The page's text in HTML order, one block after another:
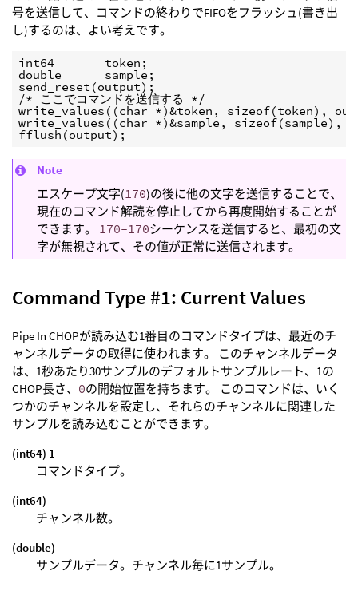
号を送信して、コマンドの終わりでFIFOをフラッシュ(書き出
し)するのは、よい考えです。
int64       token;
double      sample;
send_reset(output);
/* ここでコマンドを送信する */
write_values((char *)&token, sizeof(token),
write_values((char *)&sample, sizeof(sample),
fflush(output);
Note
エスケープ文字(170)の後に他の文字を送信することで、
現在のコマンド解読を停止してから再度開始することが
できます。 170-170シーケンスを送信すると、最初の文
字が無視されて、その値が正常に送信されます。
Command Type #1: Current Values
Pipe In CHOPが読み込む1番目のコマンドタイプは、最近のチ
ャンネルデータの取得に使われます。 このチャンネルデータ
は、1秒あたり30サンプルのデフォルトサンプルレート、1の
CHOP長さ、 0の開始位置を持ちます。 このコマンドは、いく
つかのチャンネルを設定し、それらのチャンネルに関連した
サンプルを読み込むことができます。
(int64) 1
コマンドタイプ。
(int64)
チャンネル数。
(double)
サンプルデータ。チャンネル毎に1サンプル。